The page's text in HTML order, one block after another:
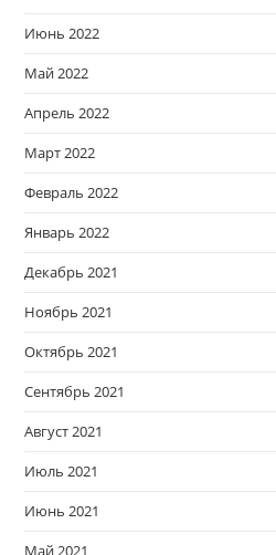
Июнь 2022
Май 2022
Апрель 2022
Март 2022
Февраль 2022
Январь 2022
Декабрь 2021
Ноябрь 2021
Октябрь 2021
Сентябрь 2021
Август 2021
Июль 2021
Июнь 2021
Май 2021